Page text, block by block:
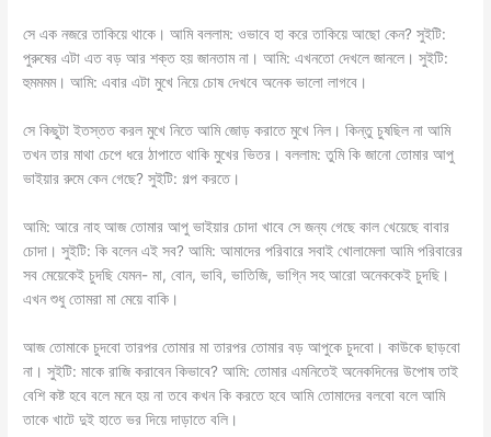
সে এক নজরে তাকিয়ে থাকে। আমি বললাম: ওভাবে হা করে তাকিয়ে আছো কেন? সুইটি:
পুরুষের এটা এত বড় আর শক্ত হয় জানতাম না। আমি: এখনতো দেখলে জানলে। সুইটি:
হুমমমম। আমি: এবার এটা মুখে নিয়ে চোষ দেখবে অনেক ভালো লাগবে।
সে কিছুটা ইতস্তত করল মুখে নিতে আমি জোড় করাতে মুখে নিল। কিন্তু চুষছিল না আমি
তখন তার মাথা চেপে ধরে ঠাপাতে থাকি মুখের ভিতর। বললাম: তুমি কি জানো তোমার আপু
ভাইয়ার রুমে কেন গেছে? সুইটি: গল্প করতে।
আমি: আরে নাহ আজ তোমার আপু ভাইয়ার চোদা খাবে সে জন্য গেছে কাল খেয়েছে বাবার
চোদা। সুইটি: কি বলেন এই সব? আমি: আমাদের পরিবারে সবাই খোলামেলা আমি পরিবারের
সব মেয়েকেই চুদছি যেমন- মা, বোন, ভাবি, ভাতিজি, ভাগ্নি সহ আরো অনেককেই চুদছি।
এখন শুধু তোমরা মা মেয়ে বাকি।
আজ তোমাকে চুদবো তারপর তোমার মা তারপর তোমার বড় আপুকে চুদবো। কাউকে ছাড়বো
না। সুইটি: মাকে রাজি করাবেন কিভাবে? আমি: তোমার এমনিতেই অনেকদিনের উপোষ তাই
বেশি কষ্ট হবে বলে মনে হয় না তবে কখন কি করতে হবে আমি তোমাদের বলবো বলে আমি
তাকে খাটে দুই হাতে ভর দিয়ে দাড়াতে বলি।